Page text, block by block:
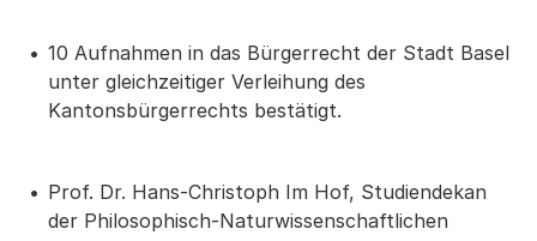
10 Aufnahmen in das Bürgerrecht der Stadt Basel
unter gleichzeitiger Verleihung des
Kantonsbürgerrechts bestätigt.
Prof. Dr. Hans-Christoph Im Hof, Studiendekan
der Philosophisch-Naturwissenschaftlichen